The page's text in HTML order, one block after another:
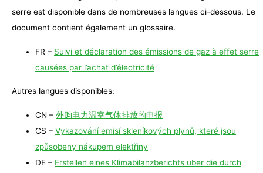
serre est disponible dans de nombreuses langues ci-dessous. Le
document contient également un glossaire.
FR – Suivi et déclaration des émissions de gaz à effet serre
causées par l’achat d’électricité
Autres langues disponibles:
CN – 外购电力温室气体排放的申报
CS – Vykazování emisí skleníkových plynů, které jsou
způsobeny nákupem elektřiny
DE – Erstellen eines Klimabilanzberichts über die durch